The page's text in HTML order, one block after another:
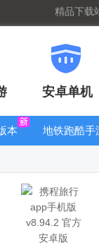
精品下载
安卓单机
本
地铁跑酷手